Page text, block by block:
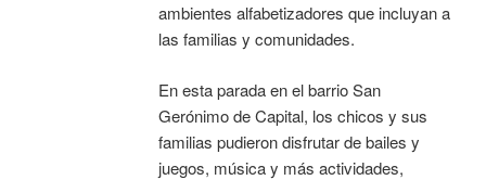
ambientes alfabetizadores que incluyan a
las familias y comunidades.
En esta parada en el barrio San
Gerónimo de Capital, los chicos y sus
familias pudieron disfrutar de bailes y
juegos, música y más actividades,